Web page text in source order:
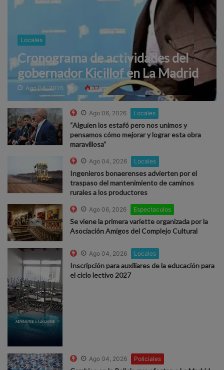
Locales
Cronograma de actividades del
gobernador Kicillof en La Madrid
Ago 04, 2026 0 32
Ago 06, 2026 Locales
“Alguien los estafó pero nos unimos y
pensamos cómo mejorar y lograr esta obra
maravillosa”
Ago 04, 2026 Locales
Ingenieros bonaerenses advierten por el
traspaso del mantenimiento de caminos
rurales a los productores
Ago 06, 2026 Espectaculos
Se viene la primera variette organizada por la
Asociación Amigos del Complejo Cultural
Ago 04, 2026 Locales
Inscripción para auxiliares de la educación para
el ciclo lectivo 2027
Ago 04, 2026 Policiales